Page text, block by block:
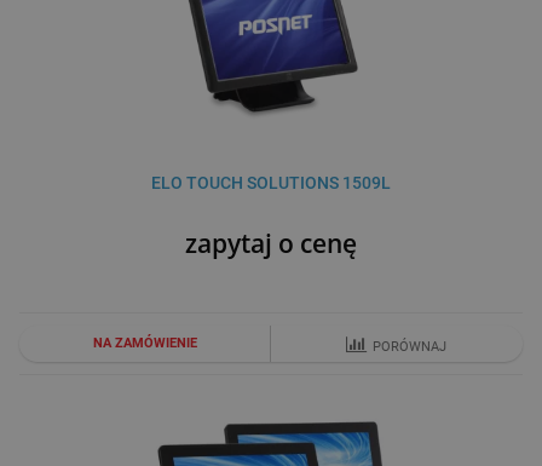
ELO TOUCH SOLUTIONS 1509L
zapytaj o cenę
NA ZAMÓWIENIE PORÓWNAJ